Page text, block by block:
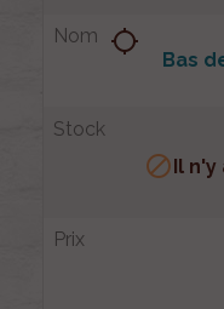
Bas
location_searching
 Il